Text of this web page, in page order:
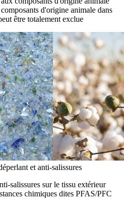
d'origine animale dans
être totalement exclue
et anti-salissures
salissures sur le tissu extérieur
chimiques dites PFAS/PFC